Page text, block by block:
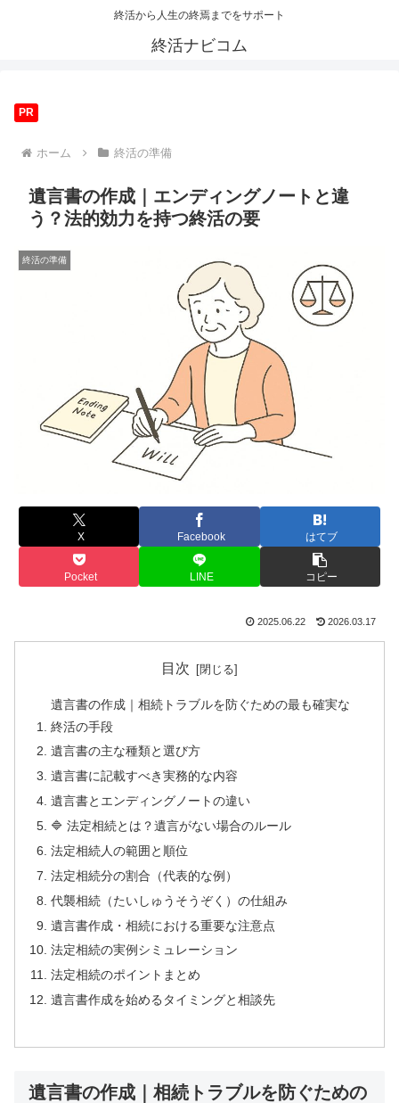
終活から人生の終焉までをサポート
終活ナビコム
PR
ホーム 終活の準備
遺言書の作成｜エンディングノートと違
う？法的効力を持つ終活の要
終活の準備
X Facebook はてブ
Pocket LINE コピー
2025.06.22 2026.03.17
目次
遺言書の作成｜相続トラブルを防ぐための最も確実な
終活の手段
遺言書の主な種類と選び方
遺言書に記載すべき実務的な内容
遺言書とエンディングノートの違い
🔷 法定相続とは？遺言がない場合のルール
法定相続人の範囲と順位
法定相続分の割合（代表的な例）
代襲相続（たいしゅうそうぞく）の仕組み
遺言書作成・相続における重要な注意点
法定相続の実例シミュレーション
法定相続のポイントまとめ
遺言書作成を始めるタイミングと相談先
遺言書の作成｜相続トラブルを防ぐための